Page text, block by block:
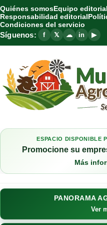
Quiénes somosEquipo editorial
Responsabilidad editorial
Condiciones del servicio
Síguenos: f 𝕏 ☁ in ▶
ESPACIO DISPONIBLE
Promocione su
Más
PANORAMA
Ver